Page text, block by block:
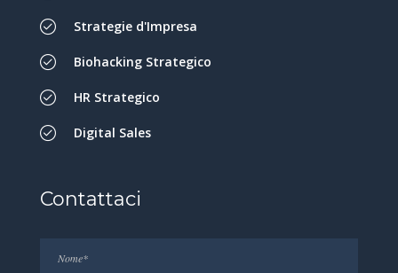
Strategie d'Impresa
Biohacking Strategico
HR Strategico
Digital Sales
Contattaci